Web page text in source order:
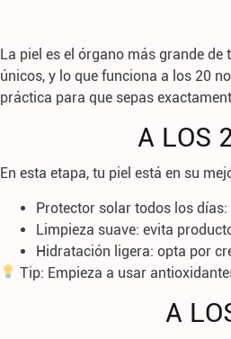
La piel es el órgano más grande
únicos, y lo que funciona a los 20
práctica para que sepas
A LOS
En esta etapa, tu piel está en su
Protector solar todos los días
Limpieza suave: evita
Hidratación ligera: opta por
Tip: Empieza a usar
A